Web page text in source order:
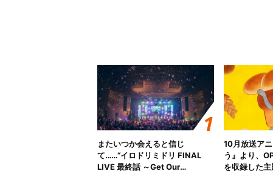
またいつか会えると信じ
て……“イロドリミドリ FINAL
LIVE 最終話 ～Get Our
10月放送ア
う』より、
を収録した